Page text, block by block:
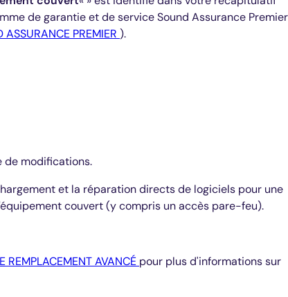
de garantie et de service Sound Assurance Premier
PREMIER ).
de modifications.
et la réparation directs de logiciels pour une
couvert (y compris un accès pare-feu).
REMPLACEMENT AVANCÉ pour plus d'informations sur